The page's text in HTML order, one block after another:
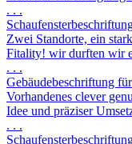
. . .
Zwei Standorte, ein
Fitality! wir durften wir
. . .
Gebäudebeschriftung
Vorhandenes clever
Idee und präziser
. . .